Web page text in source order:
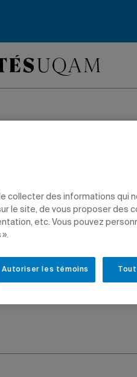
le
collecter des informations qui
le site, de vous proposer des
etc. Vous pouvez
Autoriser les témoins